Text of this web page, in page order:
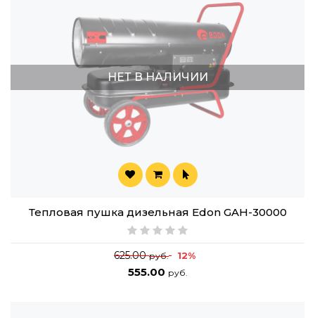
НЕТ В НАЛИЧИИ
Тепловая пушка дизельная Edon GAH-30000
625.00руб. 12%
555.00 руб.